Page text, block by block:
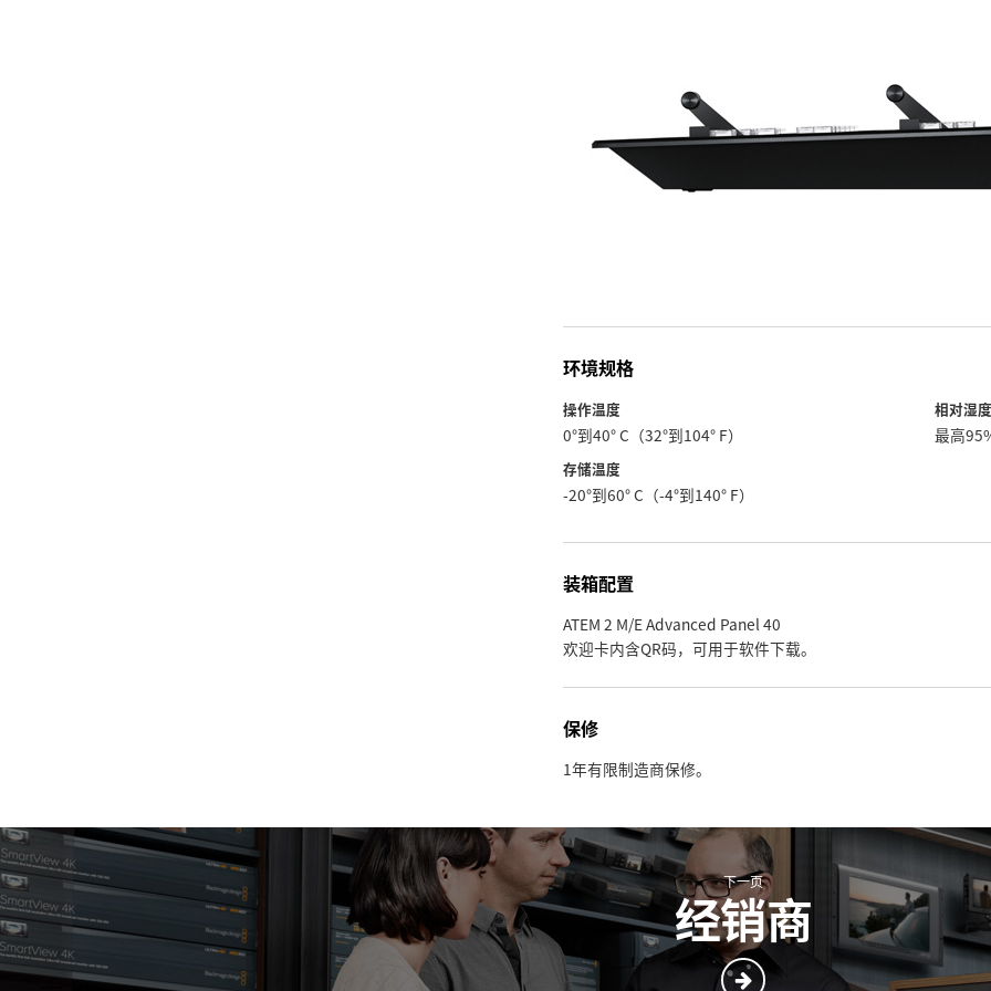
环境规格
操作温度
0°到40° C（32°到104° F）
存储温度
-20°到60° C（-4°到140° F）
相对湿
最高
装箱配置
ATEM 2 M/E Advanced Panel 40
欢迎卡内含QR码，可用于软件下载。
保修
1年有限制造商保修。
下一页
经销商